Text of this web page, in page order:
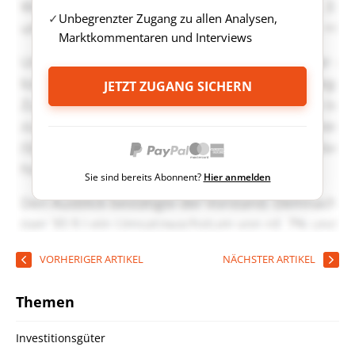
Unbegrenzter Zugang zu allen Analysen,
Marktkommentaren und Interviews
JETZT ZUGANG SICHERN
Sie sind bereits Abonnent? Hier anmelden
VORHERIGER ARTIKEL NÄCHSTER ARTIKEL
Themen
Investitionsgüter